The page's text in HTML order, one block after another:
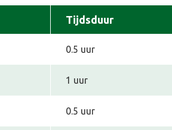
Tijdsduur
0.5 uur
1 uur
0.5 uur